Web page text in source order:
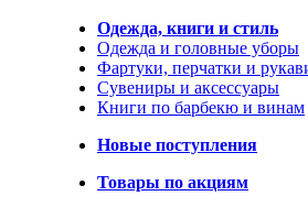
Одежда, книги и стиль
Одежда и головные уборы
Фартуки, перчатки и
Сувениры и аксессуары
Книги по барбекю и винам
Новые поступления
Товары по акциям